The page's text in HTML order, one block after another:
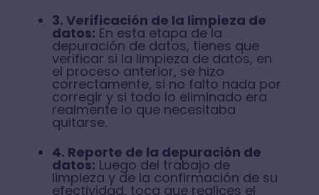
3. Verificación de la limpieza de
datos: En esta etapa de la
depuración de datos, tienes que
verificar si la limpieza de datos, en
el proceso anterior, se hizo
correctamente, si no falto nada por
corregir y si todo lo eliminado era
realmente lo que necesitaba
quitarse.
4. Reporte de la depuración de
datos: Luego del trabajo de
limpieza y de la confirmación de su
efectividad, toca que realices el